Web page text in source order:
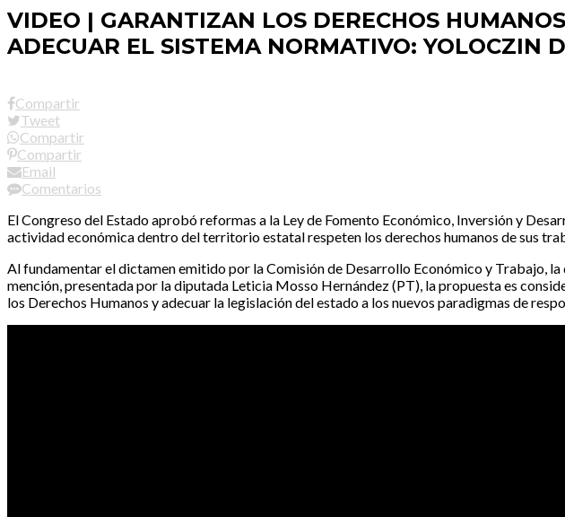
VIDEO | GARANTIZAN LOS DERECHOS
ADECUAR EL SISTEMA NORMATIVO: YOLOCZIN
Compartir
Tweet
Compartir
Compartir
Email
Comentarios
El Congreso del Estado aprobó reformas a la Ley de Fomento Económico, Inversión y
actividad económica dentro del territorio estatal respeten los derechos humanos de sus
Al fundamentar el dictamen emitido por la Comisión de Desarrollo Económico y Trabajo,
mención, presentada por la diputada Leticia Mosso Hernández (PT), la propuesta es
los Derechos Humanos y adecuar la legislación del estado a los nuevos paradigmas de